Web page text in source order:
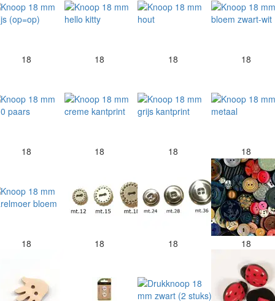
18 18 18 18
18 18 18 18
18 18 18 18